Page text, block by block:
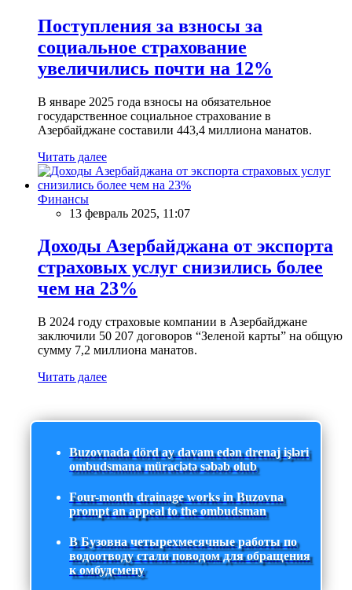
Поступления за взносы за
социальное страхование
увеличились почти на 12%
В январе 2025 года взносы на обязательное
государственное социальное страхование в
Азербайджане составили 443,4 миллиона манатов.
Читать далее
Финансы
13 февраль 2025, 11:07
Доходы Азербайджана от экспорта
страховых услуг снизились более
чем на 23%
В 2024 году страховые компании в Азербайджане
заключили 50 207 договоров “Зеленой карты” на общую
сумму 7,2 миллиона манатов.
Читать далее
Buzovnada dörd ay davam edən drenaj işləri
ombudsmana müraciətə səbəb olub
Four-month drainage works in Buzovna
prompt an appeal to the ombudsman
В Бузовна четырехмесячные работы по
водоотводу стали поводом для обращения
к омбудсмену